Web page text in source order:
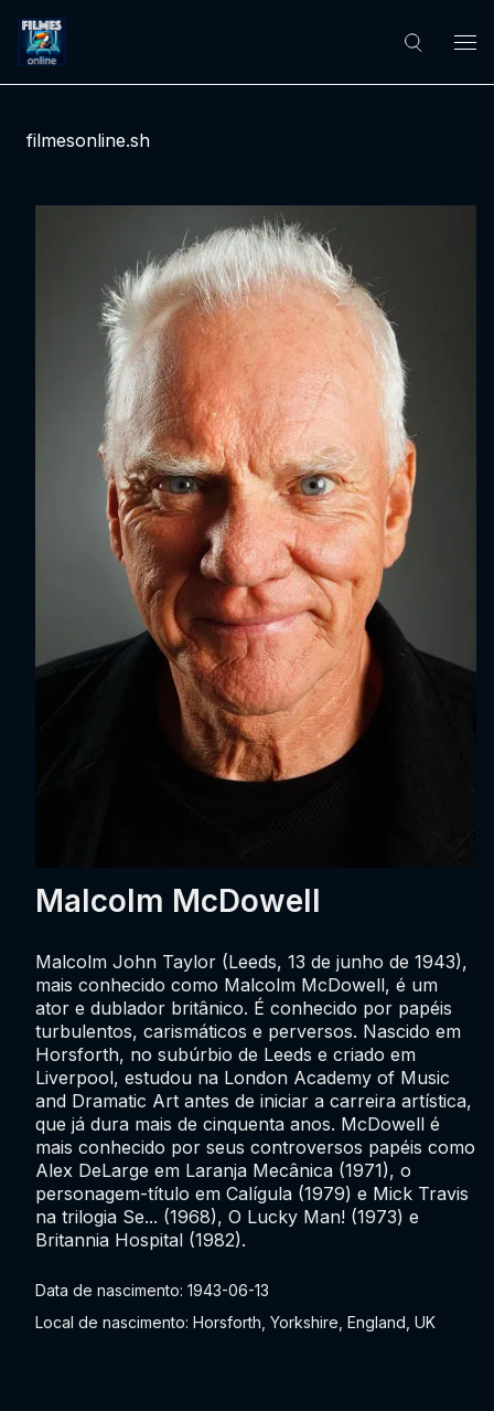
filmesonline.sh
Malcolm McDowell
Data de nascimento: 1943-06-13
Local de nascimento: Horsforth, Yorkshire, England, UK
Malcolm John Taylor (Leeds, 13 de junho de 1943),
mais conhecido como Malcolm McDowell, é um
ator e dublador britânico. É conhecido por papéis
turbulentos, carismáticos e perversos. Nascido em
Horsforth, no subúrbio de Leeds e criado em
Liverpool, estudou na London Academy of Music
and Dramatic Art antes de iniciar a carreira artística,
que já dura mais de cinquenta anos. McDowell é
mais conhecido por seus controversos papéis como
Alex DeLarge em Laranja Mecânica (1971), o
personagem-título em Calígula (1979) e Mick Travis
na trilogia Se... (1968), O Lucky Man! (1973) e
Britannia Hospital (1982).